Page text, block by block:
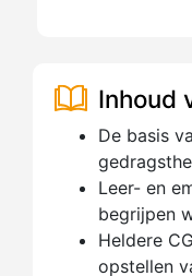
Inhoud
De basis
Leer- en
begrijpen
Heldere
opstellen